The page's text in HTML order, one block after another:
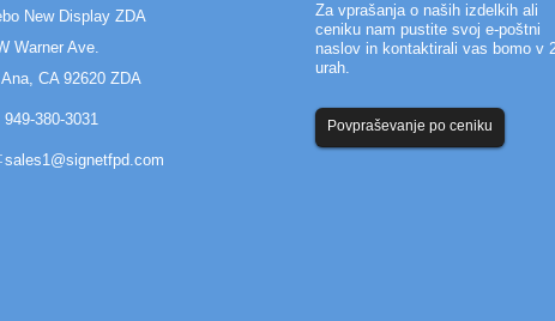
New Display ZDA
Warner Ave.
CA 92620 ZDA
949-380-3031
sales1@signetfpd.com
Za vprašanja o naših izdelkih ali
ceniku nam pustite svoj e-poštni
naslov in kontaktirali vas bomo v
urah.
Povpraševanje po ceniku
Ustvarjanje skupine:
Povzetek: Skupina in
vodstvena ekipa